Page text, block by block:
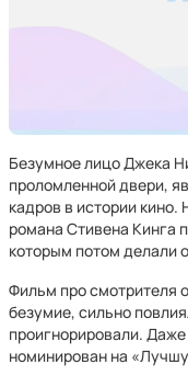
Безумное лицо Джека
проломленной двери,
кадров в истории
романа Стивена Кинга
которым потом делали
Фильм про смотрителя
безумие, сильно
проигнорировали.
номинирован на